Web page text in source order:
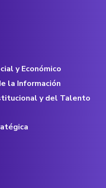
y Económico
la Información
y del Talento